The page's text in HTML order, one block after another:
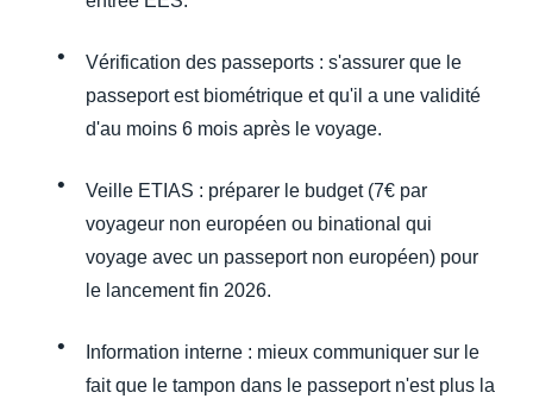
Vérification des passeports : s'assurer que le
passeport est biométrique et qu'il a une validité
d'au moins 6 mois après le voyage.
Veille ETIAS : préparer le budget (7€ par
voyageur non européen ou binational qui
voyage avec un passeport non européen) pour
le lancement fin 2026.
Information interne : mieux communiquer sur le
fait que le tampon dans le passeport n'est plus la